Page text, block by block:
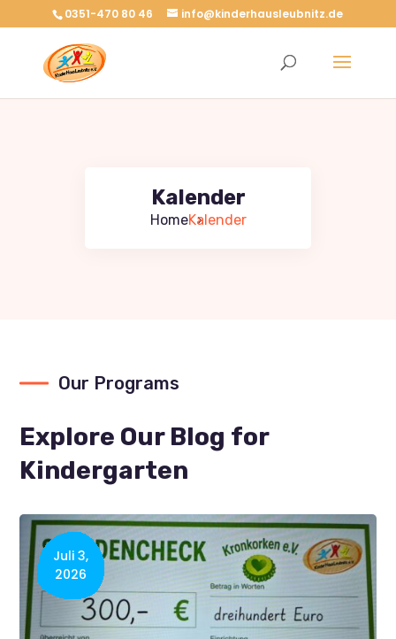
0351-470 80 46 info@kinderhausleubnitz.de
Kalender
HomeKalender
Our Programs
Explore Our Blog for
Kindergarten
Juli 3,
2026